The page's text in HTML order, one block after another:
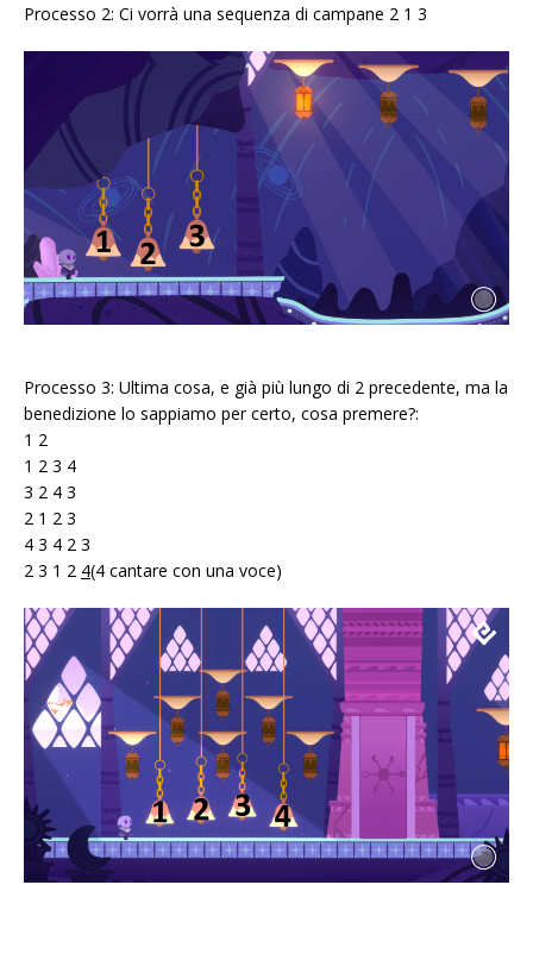
Processo 2: Ci vorrà una sequenza di campane 2 1 3
Processo 3: Ultima cosa, e già più lungo di 2 precedente, ma la
benedizione lo sappiamo per certo, cosa premere?:
1 2
1 2 3 4
3 2 4 3
2 1 2 3
4 3 4 2 3
2 3 1 2 4(4 cantare con una voce)